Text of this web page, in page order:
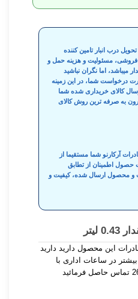
درب انبار تامین کننده
فروشی، مسئولیت و هزینه حمل و
میباشد، اما نگران نباشید
درخواست شما، در این زمینه
کالای خریداری شده شما
به صرفه ترین روش کالای
آرکارنو شما مستقیما از
حصول اطمینان از تطابق
و محصول ارسال شده، کیفیت و
این محصول دارید دارید
در ساعات اداری با